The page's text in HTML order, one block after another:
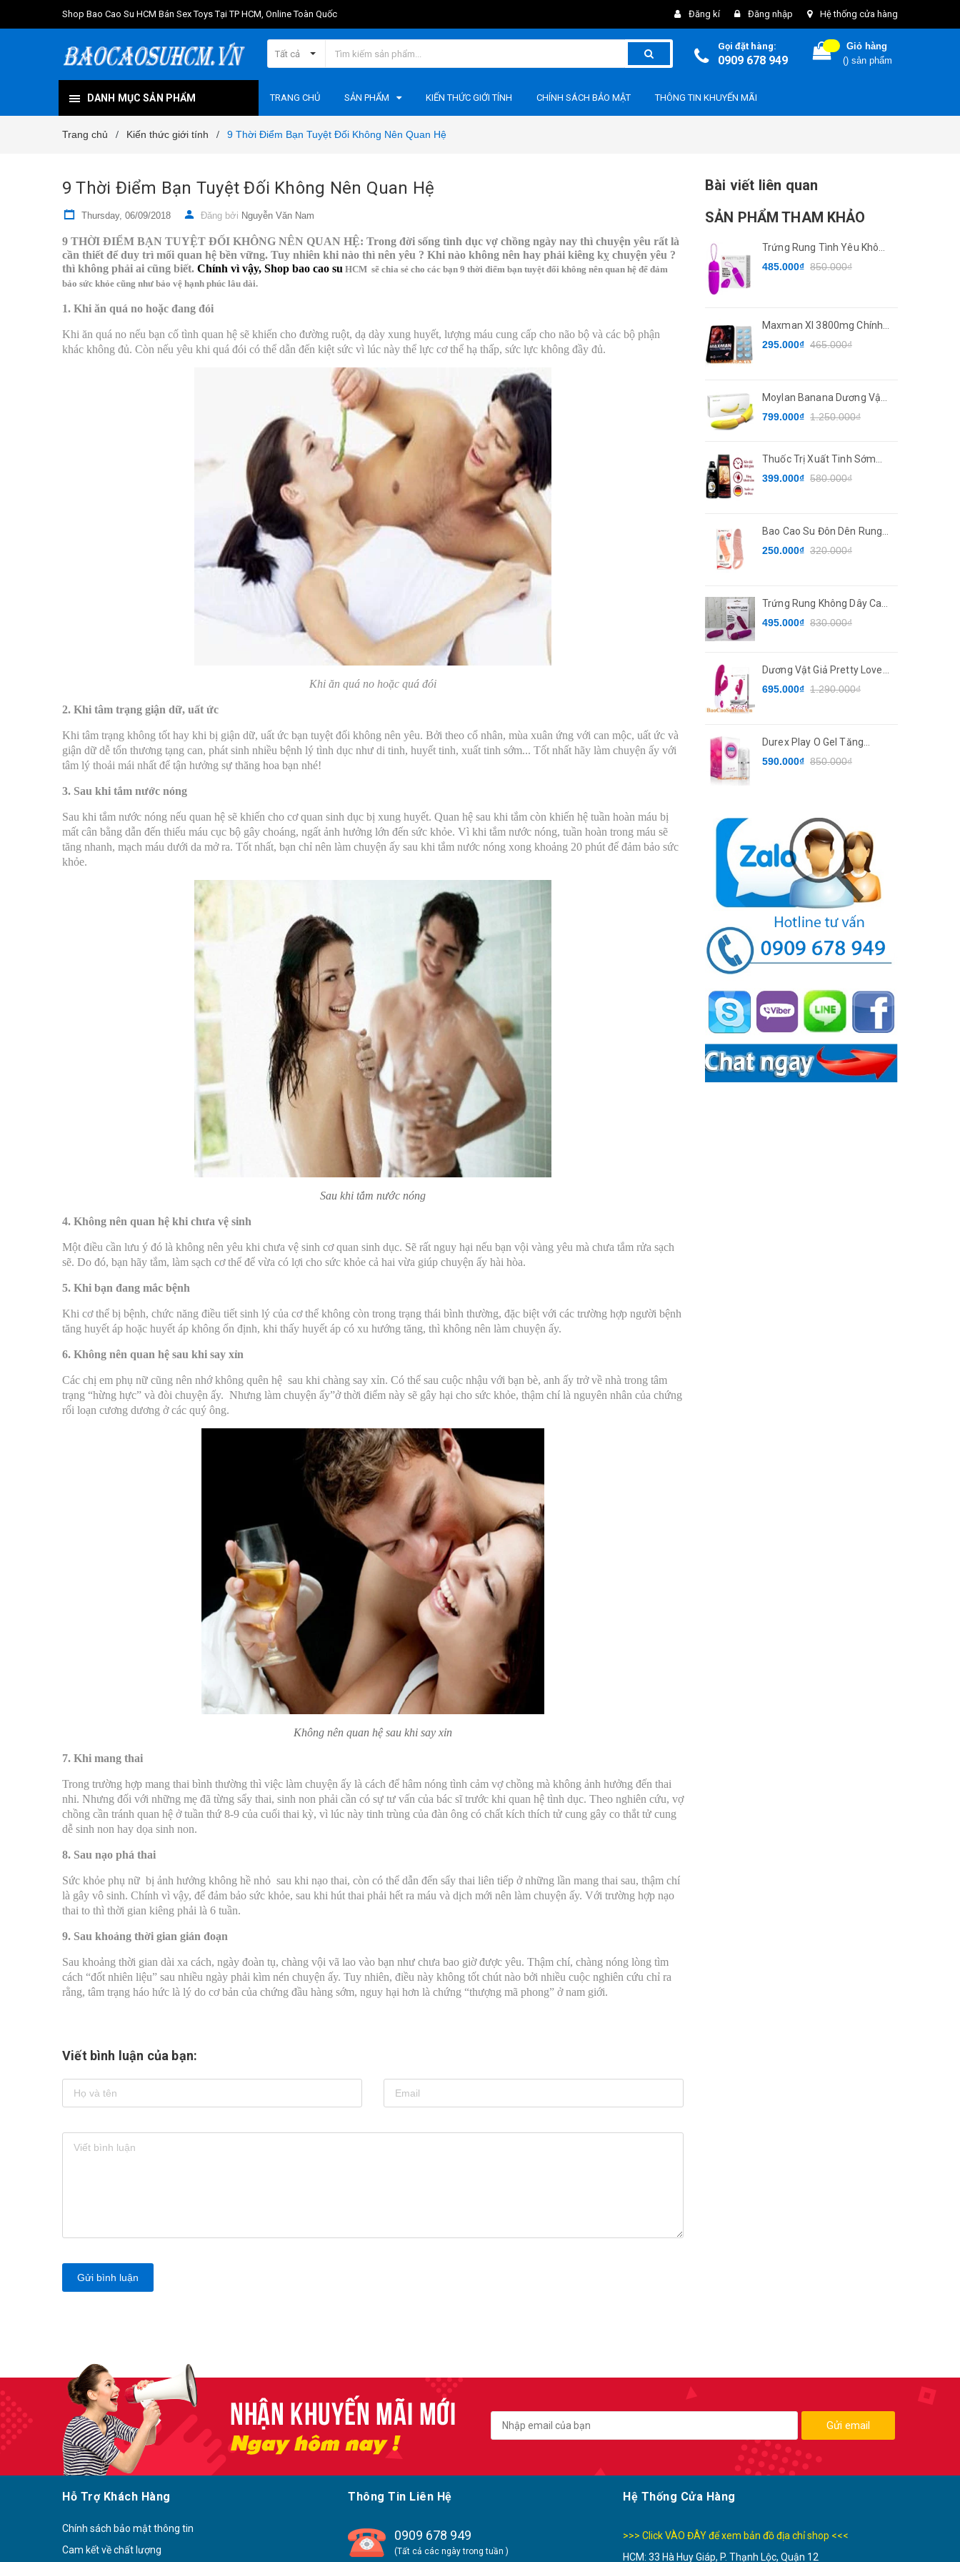
Shop Bao Cao Su HCM Bán Sex Toys Tại TP HCM, Online Toàn Quốc Đăng kí Đăng nhập Hệ thống cửa hàng
Tất cả
Gọi đặt hàng:
0909 678 949
Giỏ hàng
() sản phẩm
DANH MỤC SẢN PHẨM TRANG CHỦ SẢN PHẨM KIẾN THỨC GIỚI TÍNH CHÍNH SÁCH BẢO MẬT THÔNG TIN KHUYẾN MÃI
Trang chủ / Kiến thức giới tính / 9 Thời Điểm Bạn Tuyệt Đối Không Nên Quan Hệ
9 Thời Điểm Bạn Tuyệt Đối Không Nên Quan Hệ
Thursday, 06/09/2018 Đăng bởi Nguyễn Văn Nam
9 THỜI ĐIỂM BẠN TUYỆT ĐỐI KHÔNG NÊN QUAN HỆ: Trong đời sống tình dục vợ chồng ngày nay thì chuyện yêu rất là
cần thiết để duy trì mối quan hệ bền vững. Tuy nhiên khi nào thì nên yêu ? Khi nào không nên hay phải kiêng kỵ chuyện yêu ?
thì không phải ai cũng biết. Chính vì vậy, Shop bao cao su HCM sẽ chia sẻ cho các bạn 9 thời điểm bạn tuyệt đối không nên quan hệ để đảm
bảo sức khỏe cũng như bảo vệ hạnh phúc lâu dài.
1. Khi ăn quá no hoặc đang đói
Khi ăn quá no nếu bạn cố tình quan hệ sẽ khiến cho đường ruột, dạ dày xung huyết, lượng máu cung cấp cho não bộ và các bộ phận
khác không đủ. Còn nếu yêu khi quá đói có thể dẫn đến kiệt sức vì lúc này thể lực cơ thể hạ thấp, sức lực không đầy đủ.
Khi ăn quá no hoặc quá đói
2. Khi tâm trạng giận dữ, uất ức
Khi tâm trạng không tốt hay khi bị giận dữ, uất ức bạn tuyệt đối không nên yêu. Bởi theo cổ nhân, mùa xuân ứng với can mộc, uất ức và
giận dữ dễ tổn thương tạng can, phát sinh nhiều bệnh lý tình dục như di tinh, huyết tinh, xuất tinh sớm... Tốt nhất hãy làm chuyện ấy với
tâm lý thoải mái nhất để tận hưởng sự thăng hoa bạn nhé!
3. Sau khi tắm nước nóng
Sau khi tắm nước nóng nếu quan hệ sẽ khiến cho cơ quan sinh dục bị xung huyết. Quan hệ sau khi tắm còn khiến hệ tuần hoàn máu bị
mất cân bằng dẫn đến thiếu máu cục bộ gây choáng, ngất ảnh hưởng lớn đến sức khỏe. Vì khi tắm nước nóng, tuần hoàn trong máu sẽ
tăng nhanh, mạch máu dưới da mở ra. Tốt nhất, bạn chỉ nên làm chuyện ấy sau khi tắm nước nóng xong khoảng 20 phút để đảm bảo sức
khỏe.
Sau khi tắm nước nóng
4. Không nên quan hệ khi chưa vệ sinh
Một điều cần lưu ý đó là không nên yêu khi chưa vệ sinh cơ quan sinh dục. Sẽ rất nguy hại nếu bạn vội vàng yêu mà chưa tắm rửa sạch
sẽ. Do đó, bạn hãy tắm, làm sạch cơ thể để vừa có lợi cho sức khỏe cả hai vừa giúp chuyện ấy hài hòa.
5. Khi bạn đang mắc bệnh
Khi cơ thể bị bệnh, chức năng điều tiết sinh lý của cơ thể không còn trong trạng thái bình thường, đặc biệt với các trường hợp người bệnh
tăng huyết áp hoặc huyết áp không ổn định, khi thấy huyết áp có xu hướng tăng, thì không nên làm chuyện ấy.
6. Không nên quan hệ sau khi say xỉn
Các chị em phụ nữ cũng nên nhớ không quên hệ sau khi chàng say xỉn. Có thể sau cuộc nhậu với bạn bè, anh ấy trở về nhà trong tâm
trạng “hừng hực” và đòi chuyện ấy. Nhưng làm chuyện ấy”ở thời điểm này sẽ gây hại cho sức khỏe, thậm chí là nguyên nhân của chứng
rối loạn cương dương ở các quý ông.
Không nên quan hệ sau khi say xỉn
7. Khi mang thai
Trong trường hợp mang thai bình thường thì việc làm chuyện ấy là cách để hâm nóng tình cảm vợ chồng mà không ảnh hưởng đến thai
nhi. Nhưng đối với những mẹ đã từng sẩy thai, sinh non phải cần có sự tư vấn của bác sĩ trước khi quan hệ tình dục. Theo nghiên cứu, vợ
chồng cần tránh quan hệ ở tuần thứ 8-9 của cuối thai kỳ, vì lúc này tinh trùng của đàn ông có chất kích thích tử cung gây co thắt tử cung
dễ sinh non hay dọa sinh non.
8. Sau nạo phá thai
Sức khỏe phụ nữ bị ảnh hưởng không hề nhỏ sau khi nạo thai, còn có thể dẫn đến sẩy thai liên tiếp ở những lần mang thai sau, thậm chí
là gây vô sinh. Chính vì vậy, để đảm bảo sức khỏe, sau khi hút thai phải hết ra máu và dịch mới nên làm chuyện ấy. Với trường hợp nạo
thai to thì thời gian kiêng phải là 6 tuần.
9. Sau khoảng thời gian gián đoạn
Sau khoảng thời gian dài xa cách, ngày đoàn tụ, chàng vội vã lao vào bạn như chưa bao giờ được yêu. Thậm chí, chàng nóng lòng tìm
cách “đốt nhiên liệu” sau nhiều ngày phải kìm nén chuyện ấy. Tuy nhiên, điều này không tốt chút nào bởi nhiều cuộc nghiên cứu chỉ ra
rằng, tâm trạng háo hức là lý do cơ bản của chứng đầu hàng sớm, nguy hại hơn là chứng “thượng mã phong” ở nam giới.
Viết bình luận của bạn:
Gửi bình luận
Bài viết liên quan
SẢN PHẨM THAM KHẢO
Trứng Rung Tình Yêu Không
Dây Pretty Love
485.000₫ 850.000₫
Maxman XI 3800mg Chính
Hãng - Thuốc Tăng Cường
295.000₫ 465.000₫
Moylan Banana Dương Vật
Giả Hình Trái Chuối 7 Chế Độ
799.000₫ 1.250.000₫
Thuốc Trị Xuất Tinh Sớm
Super Viga Delay Spray
399.000₫ 580.000₫
Bao Cao Su Đôn Dên Rung
Có Quai Đeo PRETTYLOVE
250.000₫ 320.000₫
Trứng Rung Không Dây Cao
Cấp Pretty Love Deirdre
495.000₫ 830.000₫
Dương Vật Giả Pretty Love
Gene
695.000₫ 1.290.000₫
Durex Play O Gel Tăng
Khoái Cảm Cho Phụ Nữ
590.000₫ 850.000₫
Gửi email
Hỗ Trợ Khách Hàng
Chính sách bảo mật thông tin
Cam kết về chất lượng
Thông Tin Liên Hệ
0909 678 949
(Tất cả các ngày trong tuần )
Hệ Thống Cửa Hàng
>>> Click VÀO ĐÂY để xem bản đồ địa chỉ shop <<<
HCM: 33 Hà Huy Giáp, P. Thạnh Lộc, Quận 12